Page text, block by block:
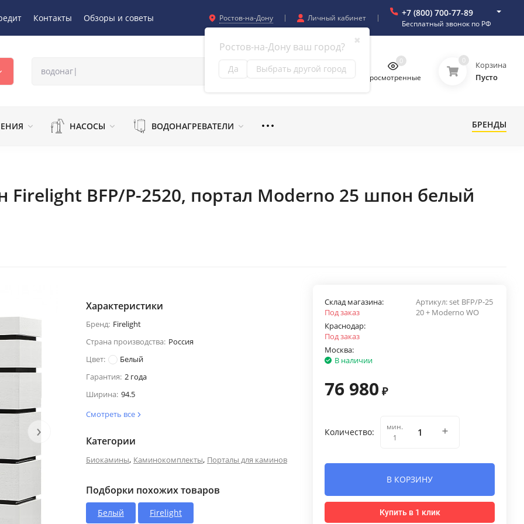
Контакты Обзоры и советы Ростов-на-Дону
✖
Ростов-на-Дону ваш город?
Да Выбрать другой город
Личный кабинет +7 (800) 700-77-89
Бесплатный звонок по РФ
Просмотренные
0 0
Корзина
Пусто
НАСОСЫ ВОДОНАГРЕВАТЕЛИ БРЕНДЫ
BFP/P-2520, портал Moderno 25 шпон белый
›
Характеристики
Бренд: Firelight
Страна производства: Россия
Цвет:
Белый
Гарантия: 2 года
Ширина: 94.5
Смотреть все
Категории
Биокамины, Каминокомплекты, Порталы для каминов
Подборки похожих товаров
Белый Firelight
Артикул:set BFP/P-25
20 + Moderno WO
Склад магазина:
Под заказ
Краснодар:
Под заказ
Москва:
В наличии
76 980 ₽
Количество:
мин.
1
В КОРЗИНУ
Купить в 1 клик